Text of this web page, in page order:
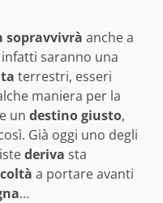
sopravvivrà anche a
saranno una
terrestri, esseri
maniera per la
un destinogiusto,
Già oggi uno degli
deriva sta
a portare avanti
…